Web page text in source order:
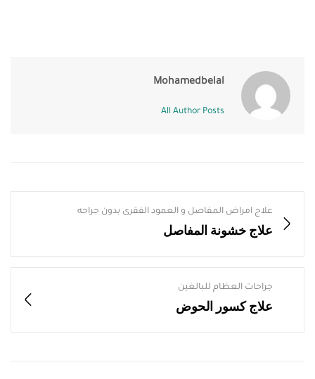
Mohamedbelal
All Author Posts
علاج امراض المفاصل و العمود الفقرى بدون جراحه
علاج خشونة المفاصل
جراحات العظام للبالغين
علاج كسور الحوض